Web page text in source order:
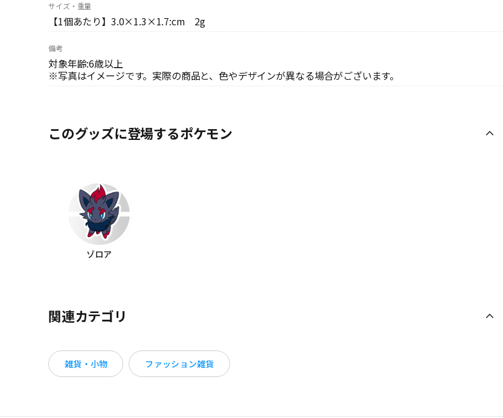
サイズ・重量
【1個あたり】3.0×1.3×1.7:cm 2g
備考
対象年齢:6歳以上
※写真はイメージです。実際の商品と、色やデザインが異なる場合がございます。
このグッズに登場するポケモン
ゾロア
関連カテゴリ
雑貨・小物 ファッション雑貨